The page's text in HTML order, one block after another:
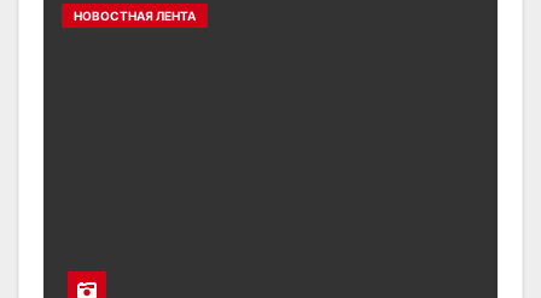
НОВОСТНАЯ ЛЕНТА